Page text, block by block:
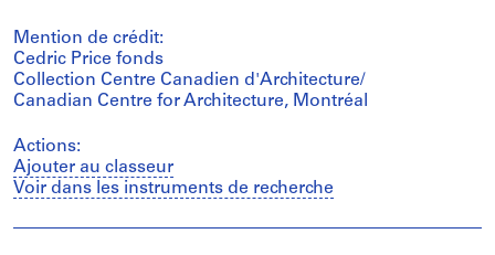
Mention de crédit:
Cedric Price fonds
Collection Centre Canadien d'Architecture/
Canadian Centre for Architecture, Montréal
Actions:
Ajouter au classeur
Voir dans les instruments de recherche